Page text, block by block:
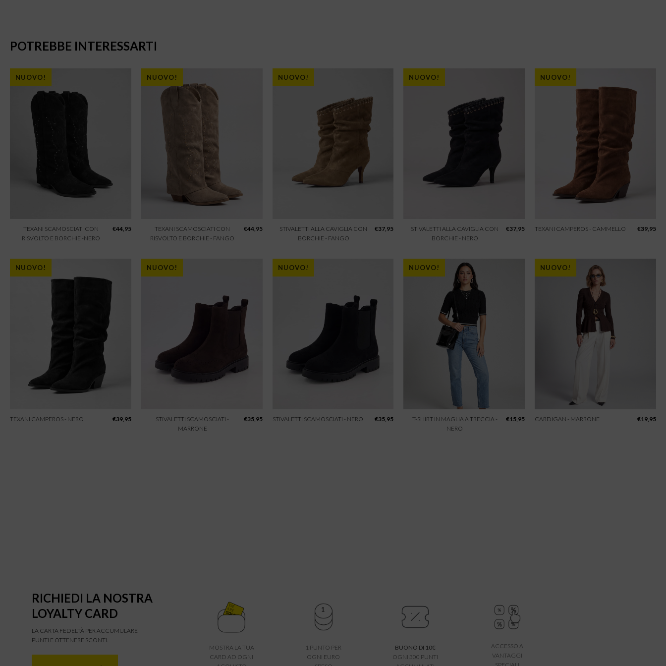
POTREBBE INTERESSARTI
NUOVO!
TEXANI SCAMOSCIATI CON
RISVOLTO E BORCHIE -NERO
€44,95
NUOVO!
TEXANI SCAMOSCIATI CON
RISVOLTO E BORCHIE - FANGO
€44,95
NUOVO!
STIVALETTI ALLA CAVIGLIA CON
BORCHIE - FANGO
€37,95
NUOVO!
STIVALETTI ALLA CAVIGLIA CON
BORCHIE - NERO
€37,95
NUOVO!
TEXANI CAMPEROS - CAMMELLO €39,95
NUOVO!
TEXANI CAMPEROS - NERO €39,95
NUOVO!
STIVALETTI SCAMOSCIATI -
MARRONE
€35,95
NUOVO!
STIVALETTI SCAMOSCIATI - NERO €35,95
NUOVO!
T-SHIRT IN MAGLIA A TRECCIA -
NERO
€15,95
NUOVO!
CARDIGAN - MARRONE €19,95
RICHIEDI LA NOSTRA
LOYALTY CARD
LA CARTA FEDELTÀ PER ACCUMULARE
PUNTI E OTTENERE SCONTI.
MOSTRA LA TUA
CARD AD OGNI
1 PUNTO PER
OGNI EURO
BUONO DI 10€
OGNI 300 PUNTI
ACCESSO A
VANTAGGI
SPECIALI